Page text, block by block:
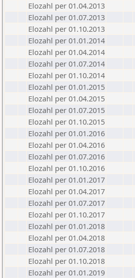
Elozahl per 01.04.2013
Elozahl per 01.07.2013
Elozahl per 01.10.2013
Elozahl per 01.01.2014
Elozahl per 01.04.2014
Elozahl per 01.07.2014
Elozahl per 01.10.2014
Elozahl per 01.01.2015
Elozahl per 01.04.2015
Elozahl per 01.07.2015
Elozahl per 01.10.2015
Elozahl per 01.01.2016
Elozahl per 01.04.2016
Elozahl per 01.07.2016
Elozahl per 01.10.2016
Elozahl per 01.01.2017
Elozahl per 01.04.2017
Elozahl per 01.07.2017
Elozahl per 01.10.2017
Elozahl per 01.01.2018
Elozahl per 01.04.2018
Elozahl per 01.07.2018
Elozahl per 01.10.2018
Elozahl per 01.01.2019